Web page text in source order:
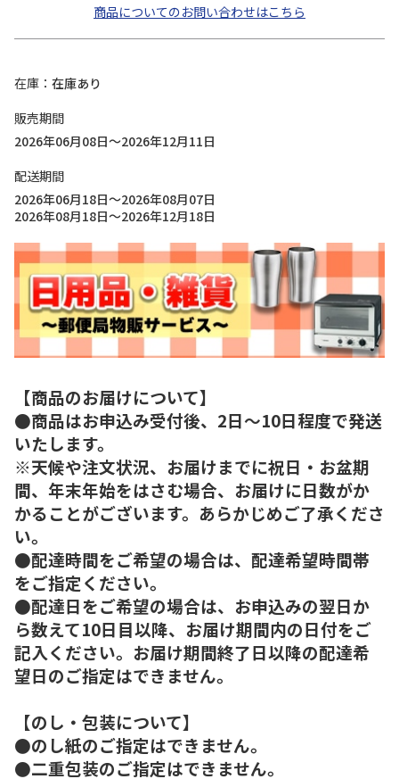
商品についてのお問い合わせはこちら
在庫
在庫あり
販売期間
2026年06月08日～2026年12月11日
配送期間
2026年06月18日～2026年08月07日
2026年08月18日～2026年12月18日
【商品のお届けについて】
●商品はお申込み受付後、2日～10日程度で発送
いたします。
※天候や注文状況、お届けまでに祝日・お盆期
間、年末年始をはさむ場合、お届けに日数がか
かることがございます。あらかじめご了承くださ
い。
●配達時間をご希望の場合は、配達希望時間帯
をご指定ください。
●配達日をご希望の場合は、お申込みの翌日か
ら数えて10日目以降、お届け期間内の日付をご
記入ください。お届け期間終了日以降の配達希
望日のご指定はできません。
【のし・包装について】
●のし紙のご指定はできません。
●二重包装のご指定はできません。